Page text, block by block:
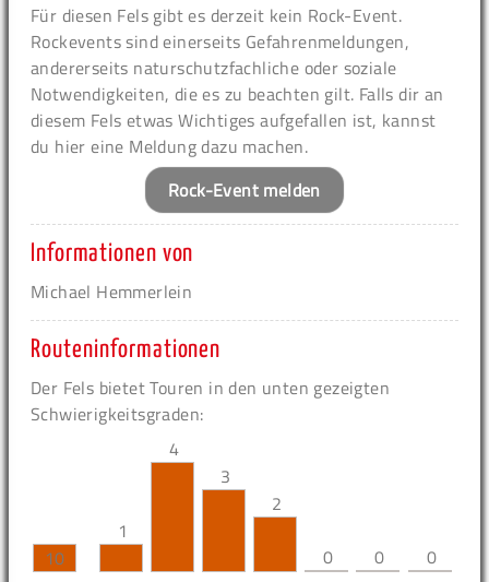
Für diesen Fels gibt es derzeit kein Rock-Event.
Rockevents sind einerseits Gefahrenmeldungen,
andererseits naturschutzfachliche oder soziale
Notwendigkeiten, die es zu beachten gilt. Falls dir an
diesem Fels etwas Wichtiges aufgefallen ist, kannst
du hier eine Meldung dazu machen.
Rock-Event melden
Informationen von
Michael Hemmerlein
Routeninformationen
Der Fels bietet Touren in den unten gezeigten
Schwierigkeitsgraden:
10
1
4
3
2
0 0 0